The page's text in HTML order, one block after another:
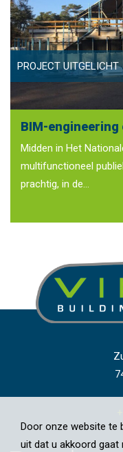
Door onze website te
uit dat u akkoord
PROJECT UITGELICHT
BIM-
Midden in Het
multifunctioneel
prachtig, in de...